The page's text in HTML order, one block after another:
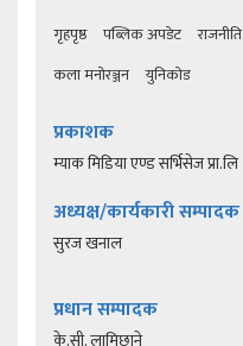
गृहपृष्ठ पब्लिक अपडेट राजनीति
कला मनोरञ्जन
युनिकोड
प्रकाशक
म्याक मिडिया एण्ड सर्भिसेज प्रा.लि
अध्यक्ष/कार्यकारी सम्पादक
सुरज खनाल
प्रधान सम्पादक
के.सी. लामिछाने